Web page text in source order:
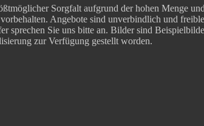
Sorgfalt aufgrund der hohen Menge
Angebote sind unverbindlich und
Sie uns bitte an. Bilder sind
zur Verfügung gestellt worden.